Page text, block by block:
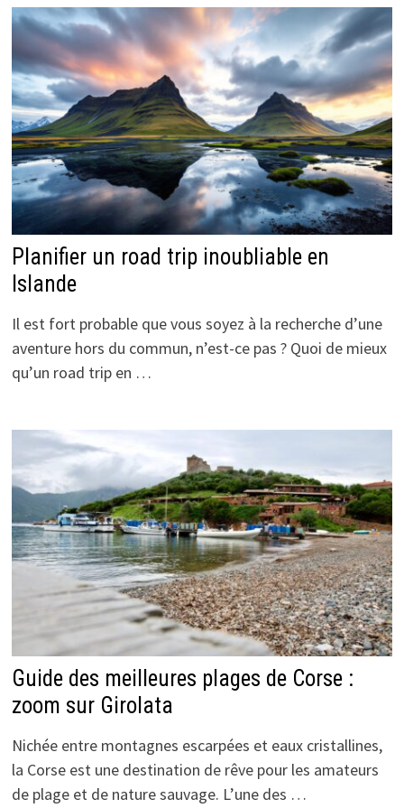
Planifier un road trip inoubliable en
Islande
Il est fort probable que vous soyez à la recherche d’une
aventure hors du commun, n’est-ce pas ? Quoi de mieux
qu’un road trip en …
Guide des meilleures plages de Corse :
zoom sur Girolata
Nichée entre montagnes escarpées et eaux cristallines,
la Corse est une destination de rêve pour les amateurs
de plage et de nature sauvage. L’une des …